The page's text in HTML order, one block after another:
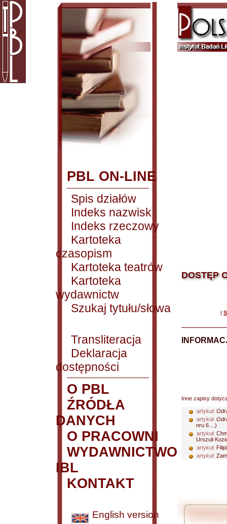
PBL ON-LINE
Spis działów
Indeks nazwisk
Indeks rzeczowy
Kartoteka
czasopism
Kartoteka teatrów
Kartoteka
wydawnictw
Szukaj tytułu/słowa
Transliteracja
Deklaracja
dostępności
O PBL
ŹRÓDŁA
DANYCH
O PRACOWNI
WYDAWNICTWO
IBL
KONTAKT
English version
DOSTĘP
|
Inne zapisy
artykuł:
artykuł:
nru 6....)
artykuł:
Urszuli
artykuł:
artykuł: